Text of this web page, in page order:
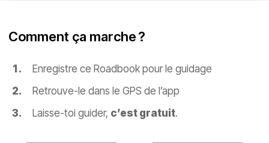
Comment ça marche ?
Enregistre ce Roadbook pour le guidage
Retrouve-le dans le GPS de l’app
Laisse-toi guider, c’est gratuit.